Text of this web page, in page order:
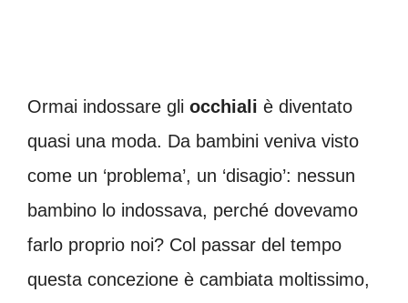
Ormai indossare gli occhiali è diventato
quasi una moda. Da bambini veniva visto
come un ‘problema’, un ‘disagio’: nessun
bambino lo indossava, perché dovevamo
farlo proprio noi? Col passar del tempo
questa concezione è cambiata moltissimo,